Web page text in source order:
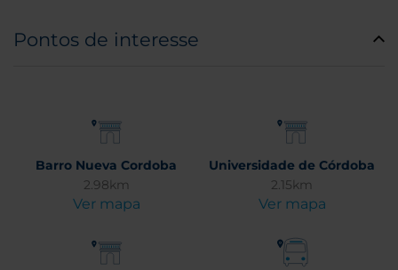
Pontos de interesse
Barro Nueva Cordoba
2.98km
Ver mapa
Universidade de Córdoba
2.15km
Ver mapa